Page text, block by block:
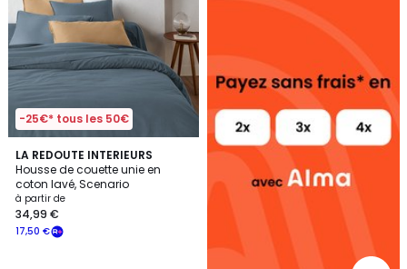
-25€* tous les 50€
LA REDOUTE INTERIEURS
Housse de couette unie en
coton lavé, Scenario
à partir de
17,50 €
34,99 €
4,2
/ 5
2
Couleurs